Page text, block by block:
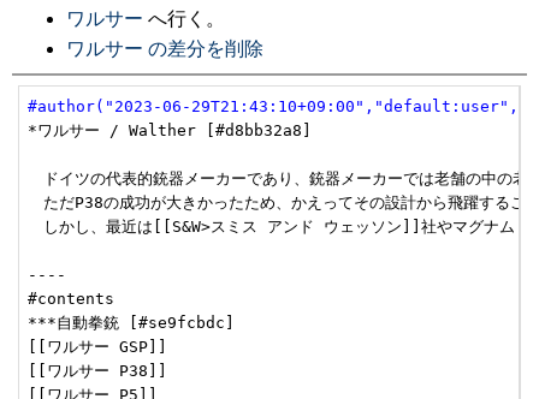
ワルサー へ行く。
ワルサー の差分を削除
#author("2023-06-
*ワルサー / Walther [#d8bb32a8]
ドイツの代表的銃器メーカーであり、銃器メーカーでは老舗の中
ただP38の成功が大きかったため、かえってその設計から飛躍する
しかし、最近は[[S&W>スミス アンド ウェッソン]]社やマグナムリ
----
#contents
***自動拳銃 [#se9fcbdc]
[[ワルサー GSP]]
[[ワルサー P38]]
[[ワルサー P5]]